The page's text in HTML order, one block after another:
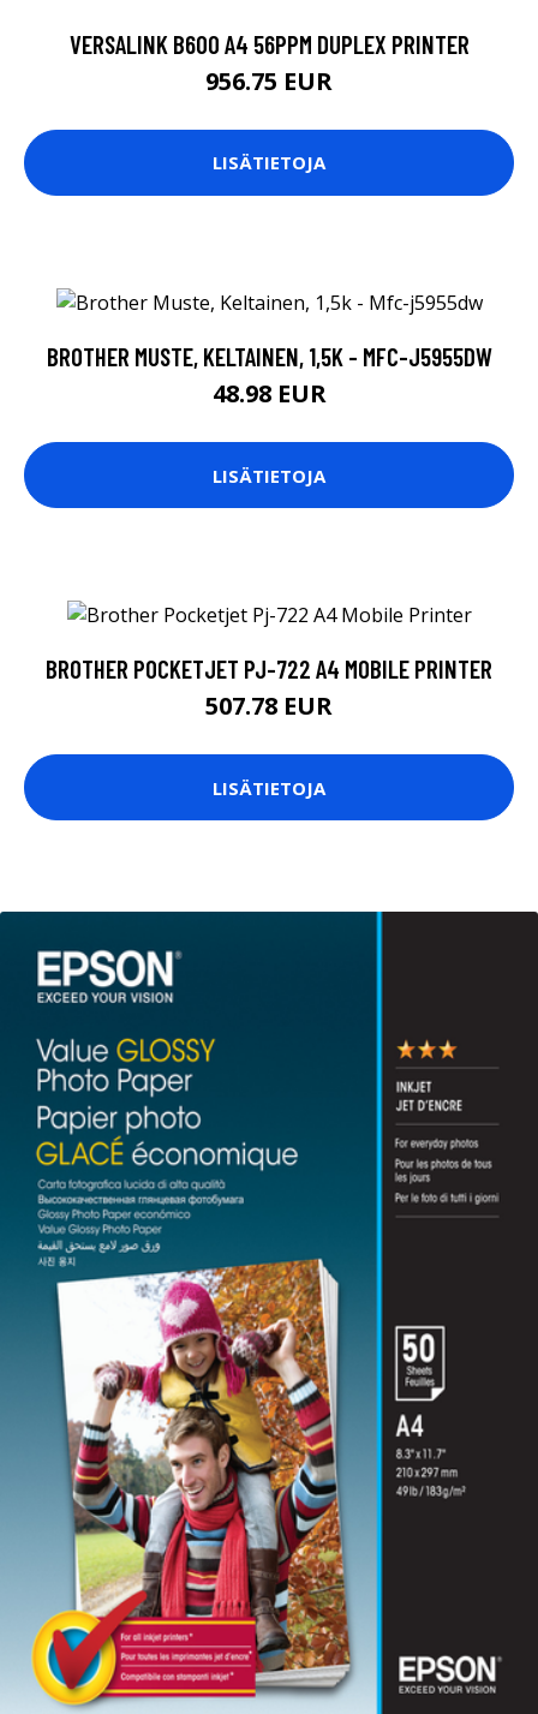
VERSALINK B600 A4 56PPM DUPLEX PRINTER
956.75 EUR
LISÄTIETOJA
BROTHER MUSTE, KELTAINEN, 1,5K - MFC-J5955DW
48.98 EUR
LISÄTIETOJA
BROTHER POCKETJET PJ-722 A4 MOBILE PRINTER
507.78 EUR
LISÄTIETOJA